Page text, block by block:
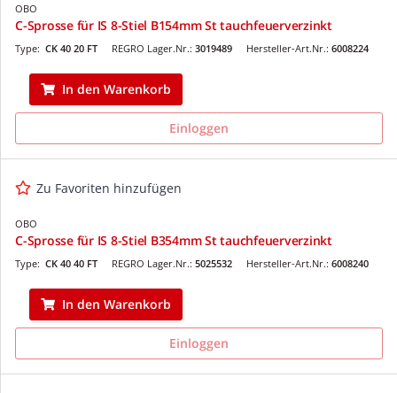
OBO
C-Sprosse für IS 8-Stiel B154mm St tauchfeuerverzinkt
REGRO Lager.Nr.: 3019489
Type: CK 40 20 FT Hersteller-Art.Nr.: 6008224
In den Warenkorb
Einloggen
Zu Favoriten hinzufügen
OBO
C-Sprosse für IS 8-Stiel B354mm St tauchfeuerverzinkt
REGRO Lager.Nr.: 5025532
Type: CK 40 40 FT Hersteller-Art.Nr.: 6008240
In den Warenkorb
Einloggen